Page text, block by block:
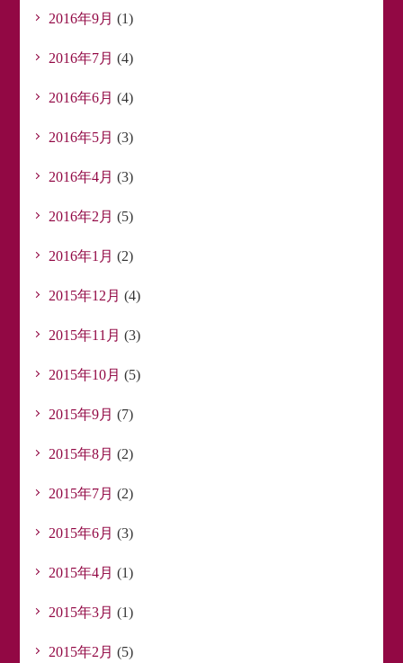
2016年9月 (1)
2016年7月 (4)
2016年6月 (4)
2016年5月 (3)
2016年4月 (3)
2016年2月 (5)
2016年1月 (2)
2015年12月 (4)
2015年11月 (3)
2015年10月 (5)
2015年9月 (7)
2015年8月 (2)
2015年7月 (2)
2015年6月 (3)
2015年4月 (1)
2015年3月 (1)
2015年2月 (5)